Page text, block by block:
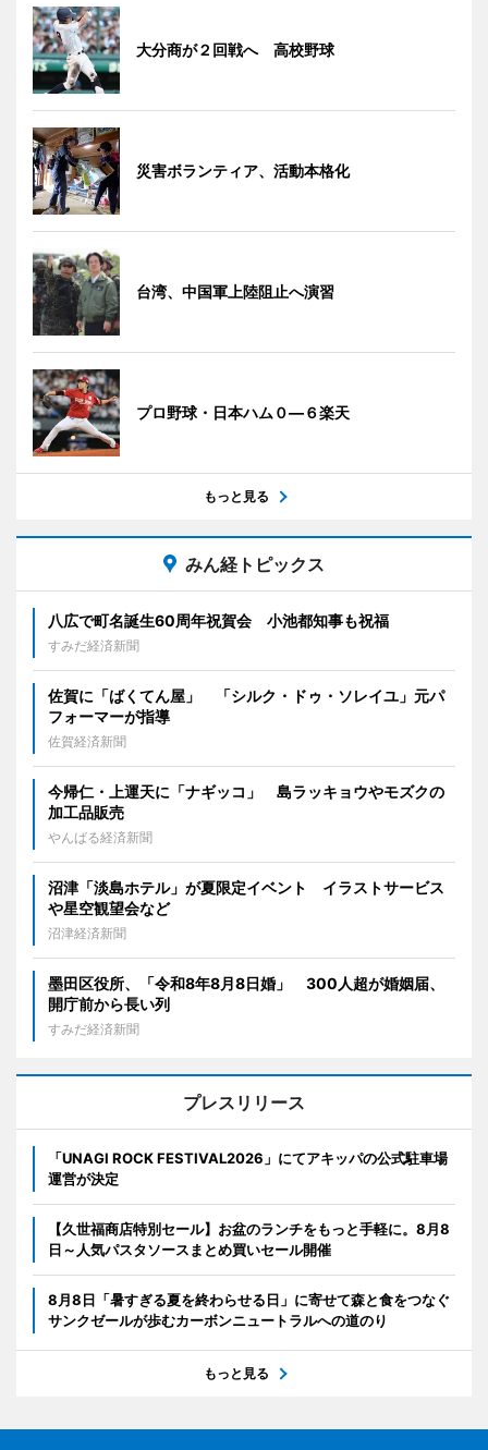
大分商が２回戦へ 高校野球
災害ボランティア、活動本格化
台湾、中国軍上陸阻止へ演習
プロ野球・日本ハム０―６楽天
もっと見る
みん経トピックス
八広で町名誕生60周年祝賀会 小池都知事も祝福
すみだ経済新聞
佐賀に「ばくてん屋」 「シルク・ドゥ・ソレイユ」元パ
フォーマーが指導
佐賀経済新聞
今帰仁・上運天に「ナギッコ」 島ラッキョウやモズクの
加工品販売
やんばる経済新聞
沼津「淡島ホテル」が夏限定イベント イラストサービス
や星空観望会など
沼津経済新聞
墨田区役所、「令和8年8月8日婚」 300人超が婚姻届、
開庁前から長い列
すみだ経済新聞
プレスリリース
「UNAGI ROCK FESTIVAL2026」にてアキッパの公式駐車場
運営が決定
【久世福商店特別セール】お盆のランチをもっと手軽に。8月8
日～人気パスタソースまとめ買いセール開催
8月8日「暑すぎる夏を終わらせる日」に寄せて森と食をつなぐ
サンクゼールが歩むカーボンニュートラルへの道のり
もっと見る